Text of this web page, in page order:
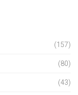
(157)
(80)
(43)